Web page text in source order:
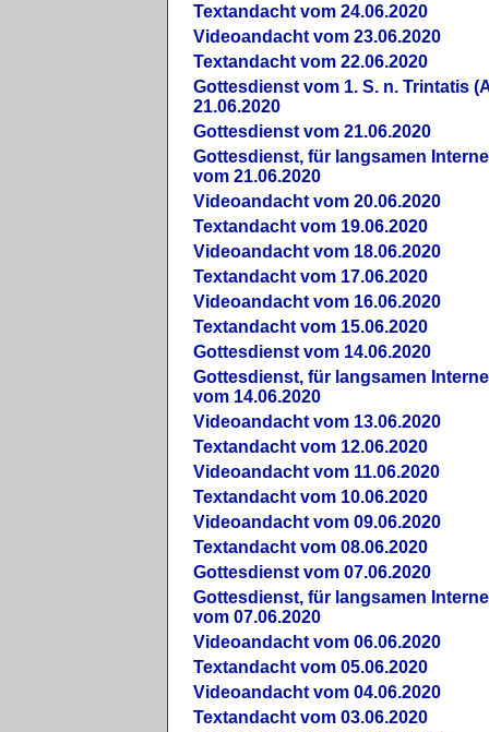
Textandacht vom 24.06.2020
Videoandacht vom 23.06.2020
Textandacht vom 22.06.2020
Gottesdienst vom 1. S. n. Trintatis
21.06.2020
Gottesdienst vom 21.06.2020
Gottesdienst, für langsamen
vom 21.06.2020
Videoandacht vom 20.06.2020
Textandacht vom 19.06.2020
Videoandacht vom 18.06.2020
Textandacht vom 17.06.2020
Videoandacht vom 16.06.2020
Textandacht vom 15.06.2020
Gottesdienst vom 14.06.2020
Gottesdienst, für langsamen
vom 14.06.2020
Videoandacht vom 13.06.2020
Textandacht vom 12.06.2020
Videoandacht vom 11.06.2020
Textandacht vom 10.06.2020
Videoandacht vom 09.06.2020
Textandacht vom 08.06.2020
Gottesdienst vom 07.06.2020
Gottesdienst, für langsamen
vom 07.06.2020
Videoandacht vom 06.06.2020
Textandacht vom 05.06.2020
Videoandacht vom 04.06.2020
Textandacht vom 03.06.2020